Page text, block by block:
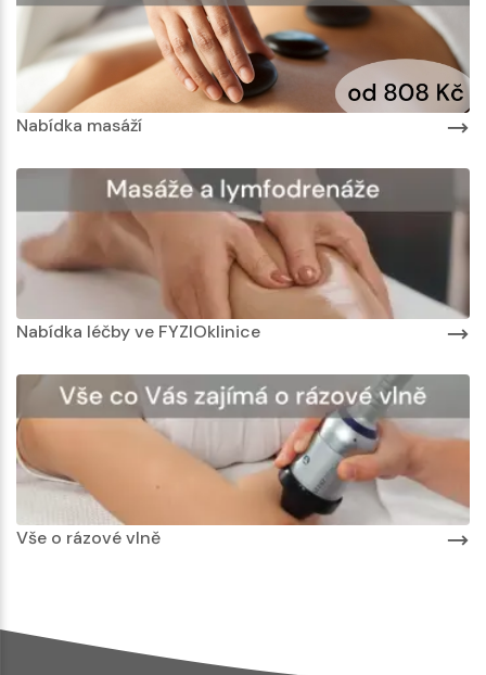
Nabídka masáží
Nabídka léčby ve FYZIOklinice
Vše o rázové vlně